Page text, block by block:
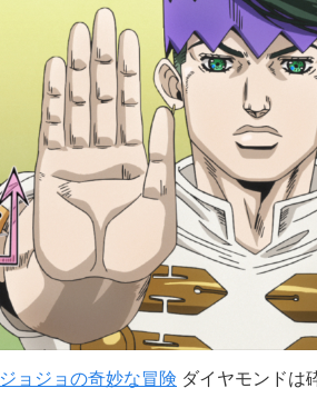
ジョジョの奇妙な冒険 ダイヤモンドは